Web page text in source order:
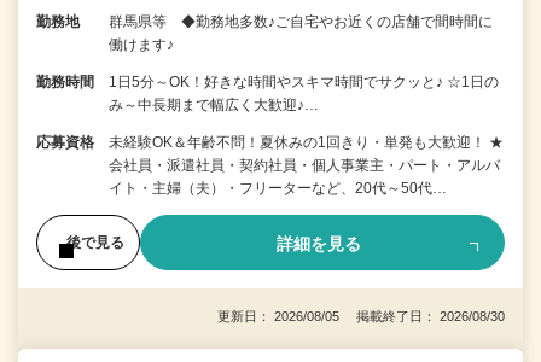
勤務地
群馬県等 ◆勤務地多数♪ご自宅やお近くの店舗で間時間に
働けます♪
勤務時間
1日5分～OK！好きな時間やスキマ時間でサクッと♪ ☆1日の
み～中長期まで幅広く大歓迎♪…
応募資格
未経験OK＆年齢不問！夏休みの1回きり・単発も大歓迎！ ★
会社員・派遣社員・契約社員・個人事業主・パート・アルバ
イト・主婦（夫）・フリーターなど、20代～50代…
後で見る 詳細を見る
更新日： 2026/08/05 掲載終了日： 2026/08/30